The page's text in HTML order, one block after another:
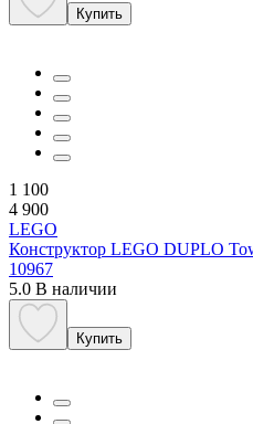
Купить
1 100
4 900
LEGO
Конструктор LEGO DUPLO
10967
5.0 В наличии
Купить